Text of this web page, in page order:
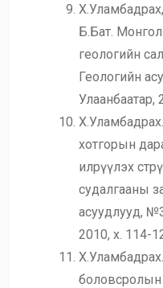
Б.Бат.
геологийн
Геологийн
Улаанбаатар,
хотгорын
илрүүлэх
судалгааны
асуудлууд,
2010, х. 114-
боловсролын